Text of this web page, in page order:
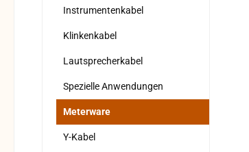
Instrumentenkabel
Klinkenkabel
Lautsprecherkabel
Spezielle Anwendungen
Meterware
Y-Kabel